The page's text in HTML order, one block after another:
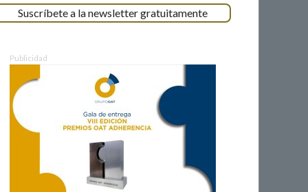
Suscríbete a la newsletter gratuitamente
Publicidad